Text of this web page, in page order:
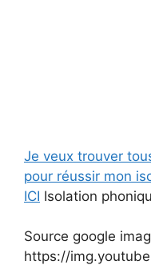
Je veux trouver
pour réussir mon
ICI Isolation
Source google
https://